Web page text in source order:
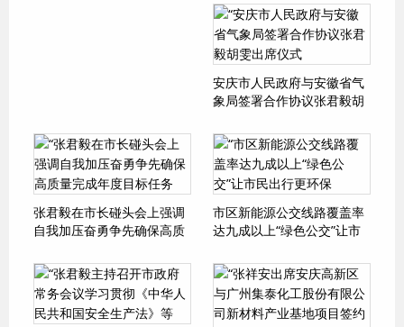
安庆市人民政府与安徽省气
象局签署合作协议张君毅胡
张君毅在市长碰头会上强调
自我加压奋勇争先确保高质
市区新能源公交线路覆盖率
达九成以上“绿色公交”让市